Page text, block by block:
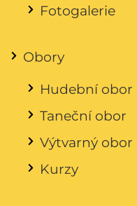
Fotogalerie
Obory
Hudební obor
Taneční obor
Výtvarný obor
Kurzy